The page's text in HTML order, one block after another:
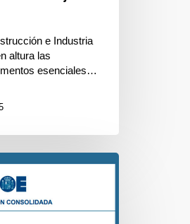
e Industria
altura las
esenciales…